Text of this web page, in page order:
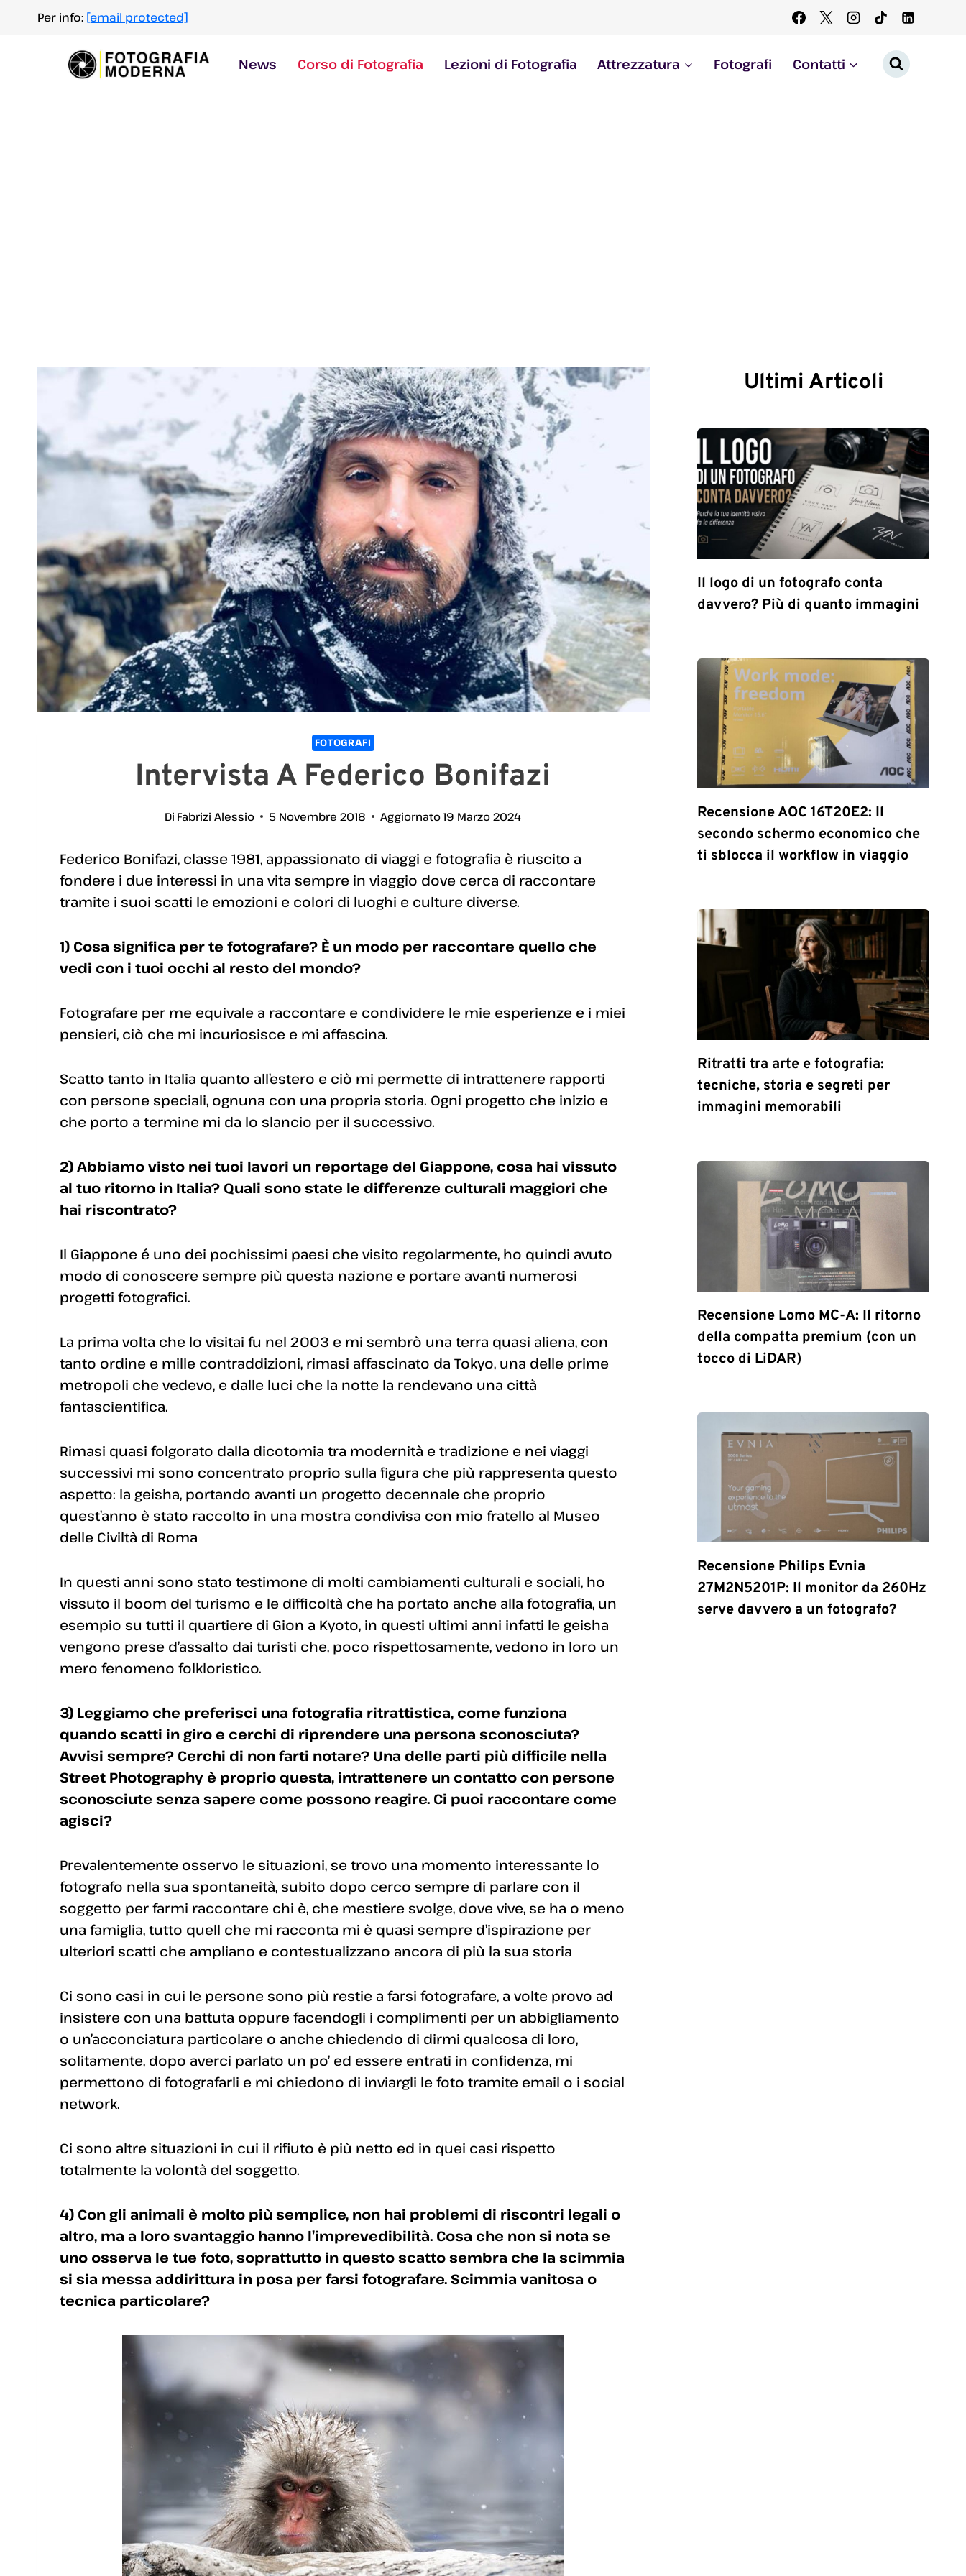
contenuto
Per info: [email protected]
News Corso di Fotografia Lezioni di Fotografia Attrezzatura Fotografi Contatti
FOTOGRAFI
Intervista A Federico Bonifazi
Di Fabrizi Alessio 5 Novembre 2018 Aggiornato19 Marzo 2024
Federico Bonifazi, classe 1981, appassionato di viaggi e fotografia è riuscito a
fondere i due interessi in una vita sempre in viaggio dove cerca di raccontare
tramite i suoi scatti le emozioni e colori di luoghi e culture diverse.
1) Cosa significa per te fotografare? È un modo per raccontare quello che
vedi con i tuoi occhi al resto del mondo?
Fotografare per me equivale a raccontare e condividere le mie esperienze e i miei
pensieri, ciò che mi incuriosisce e mi affascina.
Scatto tanto in Italia quanto all’estero e ciò mi permette di intrattenere rapporti
con persone speciali, ognuna con una propria storia. Ogni progetto che inizio e
che porto a termine mi da lo slancio per il successivo.
2) Abbiamo visto nei tuoi lavori un reportage del Giappone, cosa hai vissuto
al tuo ritorno in Italia? Quali sono state le differenze culturali maggiori che
hai riscontrato?
Il Giappone é uno dei pochissimi paesi che visito regolarmente, ho quindi avuto
modo di conoscere sempre più questa nazione e portare avanti numerosi
progetti fotografici.
La prima volta che lo visitai fu nel 2003 e mi sembrò una terra quasi aliena, con
tanto ordine e mille contraddizioni, rimasi affascinato da Tokyo, una delle prime
metropoli che vedevo, e dalle luci che la notte la rendevano una città
fantascientifica.
Rimasi quasi folgorato dalla dicotomia tra modernità e tradizione e nei viaggi
successivi mi sono concentrato proprio sulla figura che più rappresenta questo
aspetto: la geisha, portando avanti un progetto decennale che proprio
quest’anno è stato raccolto in una mostra condivisa con mio fratello al Museo
delle Civiltà di Roma
In questi anni sono stato testimone di molti cambiamenti culturali e sociali, ho
vissuto il boom del turismo e le difficoltà che ha portato anche alla fotografia, un
esempio su tutti il quartiere di Gion a Kyoto, in questi ultimi anni infatti le geisha
vengono prese d’assalto dai turisti che, poco rispettosamente, vedono in loro un
mero fenomeno folkloristico.
3) Leggiamo che preferisci una fotografia ritrattistica, come funziona
quando scatti in giro e cerchi di riprendere una persona sconosciuta?
Avvisi sempre? Cerchi di non farti notare? Una delle parti più difficile nella
Street Photography è proprio questa, intrattenere un contatto con persone
sconosciute senza sapere come possono reagire. Ci puoi raccontare come
agisci?
Prevalentemente osservo le situazioni, se trovo una momento interessante lo
fotografo nella sua spontaneità, subito dopo cerco sempre di parlare con il
soggetto per farmi raccontare chi è, che mestiere svolge, dove vive, se ha o meno
una famiglia, tutto quell che mi racconta mi è quasi sempre d’ispirazione per
ulteriori scatti che ampliano e contestualizzano ancora di più la sua storia
Ci sono casi in cui le persone sono più restie a farsi fotografare, a volte provo ad
insistere con una battuta oppure facendogli i complimenti per un abbigliamento
o un’acconciatura particolare o anche chiedendo di dirmi qualcosa di loro,
solitamente, dopo averci parlato un po’ ed essere entrati in confidenza, mi
permettono di fotografarli e mi chiedono di inviargli le foto tramite email o i social
network.
Ci sono altre situazioni in cui il rifiuto è più netto ed in quei casi rispetto
totalmente la volontà del soggetto.
4) Con gli animali è molto più semplice, non hai problemi di riscontri legali o
altro, ma a loro svantaggio hanno l’imprevedibilità. Cosa che non si nota se
uno osserva le tue foto, soprattutto in questo scatto sembra che la scimmia
si sia messa addirittura in posa per farsi fotografare. Scimmia vanitosa o
tecnica particolare?
Ultimi Articoli
Il logo di un fotografo conta
davvero? Più di quanto immagini
Recensione AOC 16T20E2: Il
secondo schermo economico che
ti sblocca il workflow in viaggio
Ritratti tra arte e fotografia:
tecniche, storia e segreti per
immagini memorabili
Recensione Lomo MC-A: Il ritorno
della compatta premium (con un
tocco di LiDAR)
Recensione Philips Evnia
27M2N5201P: Il monitor da 260Hz
serve davvero a un fotografo?